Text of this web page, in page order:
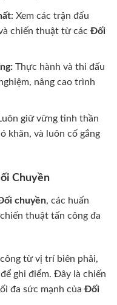
Xem các trận đấu
chiến thuật từ các Đối
Thực hành và thi đấu
nâng cao trình
giữ vững tinh thần
khăn, và luôn cố gắng
Chuyền
chuyền, các huấn
thuật tấn công đa
từ vị trí biên phải,
ghi điểm. Đây là chiến
đa sức mạnh của Đối